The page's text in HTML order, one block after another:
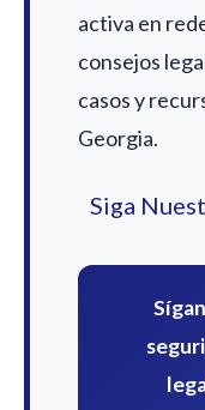
activa en
consejos
casos y
Georgia.
Siga